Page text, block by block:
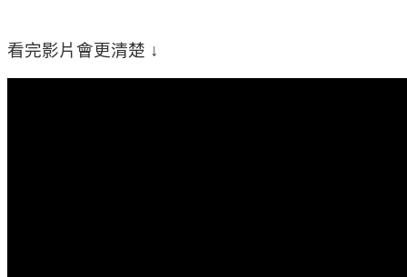
看完影片會更清楚 ↓